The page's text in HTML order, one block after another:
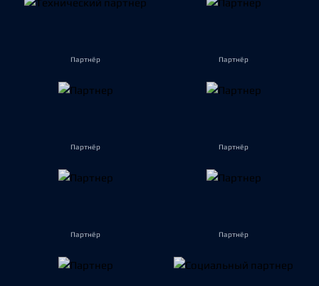
Партнёр Партнёр
Партнёр Партнёр
Партнёр Партнёр